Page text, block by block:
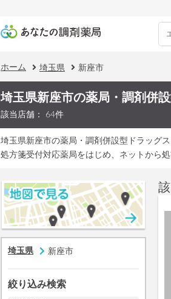
ホーム 埼玉県 新座市
埼玉県新座市の薬局・調剤併
該当店舗： 64件
埼玉県新座市の薬局・調剤併設型ドラッグ
処方箋受付対応薬局をはじめ、ネットから
埼玉県 新座市
絞り込み検索